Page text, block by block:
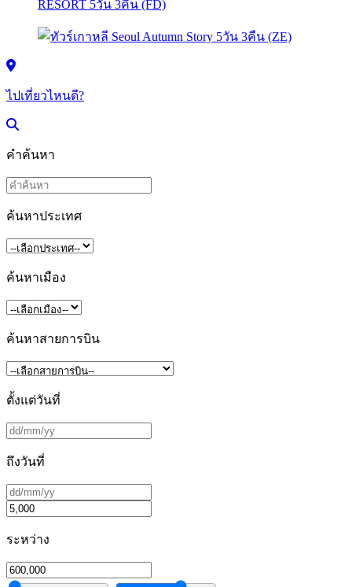
ไปเที่ยวไหนดี?
คำค้นหา
ค้นหาประเทศ
ค้นหาเมือง
ค้นหาสายการบิน
ตั้งแต่วันที่
ถึงวันที่
ระหว่าง